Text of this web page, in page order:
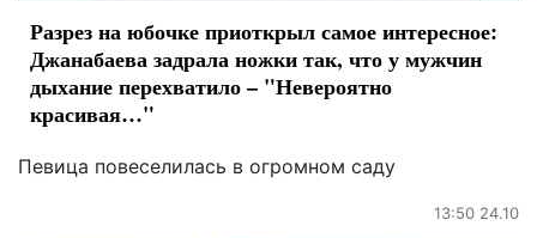
Разрез на юбочке приоткрыл самое интересное:
Джанабаева задрала ножки так, что у мужчин
дыхание перехватило – "Невероятно
красивая…"
Певица повеселилась в огромном саду
13:50 24.10